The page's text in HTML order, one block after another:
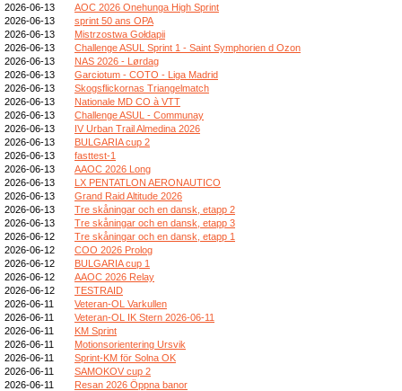
2026-06-13
AOC 2026 Onehunga High Sprint
2026-06-13
sprint 50 ans OPA
2026-06-13
Mistrzostwa Gołdapii
2026-06-13
Challenge ASUL Sprint 1 - Saint Symphorien d Ozon
2026-06-13
NAS 2026 - Lørdag
2026-06-13
Garciotum - COTO - Liga Madrid
2026-06-13
Skogsflickornas Triangelmatch
2026-06-13
Nationale MD CO à VTT
2026-06-13
Challenge ASUL - Communay
2026-06-13
IV Urban Trail Almedina 2026
2026-06-13
BULGARIA cup 2
2026-06-13
fasttest-1
2026-06-13
AAOC 2026 Long
2026-06-13
LX PENTATLON AERONAUTICO
2026-06-13
Grand Raid Altitude 2026
2026-06-13
Tre skåningar och en dansk, etapp 2
2026-06-13
Tre skåningar och en dansk, etapp 3
2026-06-12
Tre skåningar och en dansk, etapp 1
2026-06-12
COO 2026 Prolog
2026-06-12
BULGARIA cup 1
2026-06-12
AAOC 2026 Relay
2026-06-12
TESTRAID
2026-06-11
Veteran-OL Varkullen
2026-06-11
Veteran-OL IK Stern 2026-06-11
2026-06-11
KM Sprint
2026-06-11
Motionsorientering Ursvik
2026-06-11
Sprint-KM för Solna OK
2026-06-11
SAMOKOV cup 2
2026-06-11
Resan 2026 Öppna banor